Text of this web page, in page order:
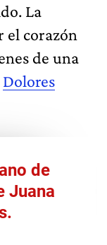
La
el corazón
de una
Dolores
de
Juana